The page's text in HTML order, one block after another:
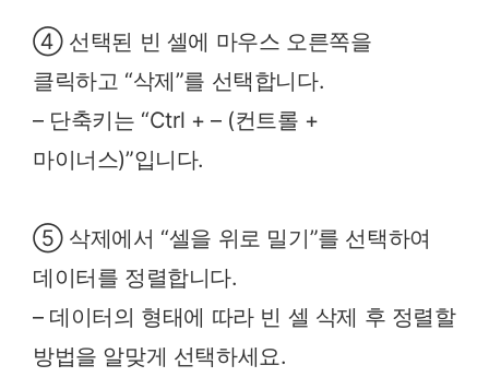
④ 선택된 빈 셀에 마우스 오른쪽을
클릭하고 “삭제”를 선택합니다.
– 단축키는 “Ctrl + – (컨트롤 +
마이너스)”입니다.
⑤ 삭제에서 “셀을 위로 밀기”를 선택하여
데이터를 정렬합니다.
– 데이터의 형태에 따라 빈 셀 삭제 후 정렬할
방법을 알맞게 선택하세요.